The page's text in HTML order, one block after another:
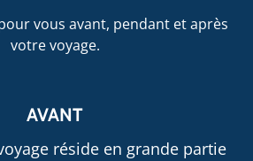
vous avant, pendant et après
votre voyage.
AVANT
réside en grande partie